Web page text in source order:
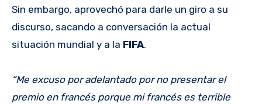
Sin embargo, aprovechó para darle un giro a su
discurso, sacando a conversación la actual
situación mundial y a la FIFA.
“Me excuso por adelantado por no presentar el
premio en francés porque mi francés es terrible